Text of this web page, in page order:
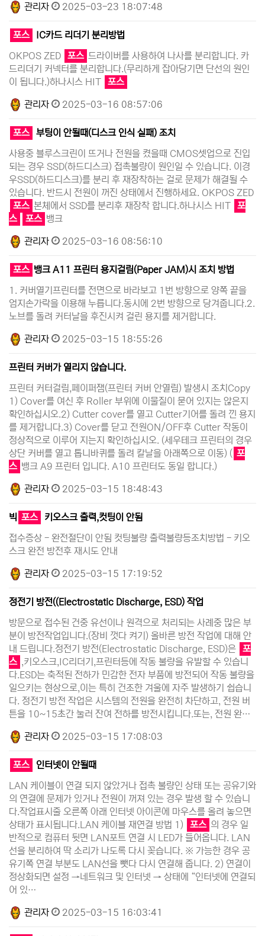
관리자 2025-03-23 18:07:48
포스
IC카드 리더기 분리방법
OKPOS ZED
포스 드라이버를 사용하여 나사를 분리합니다. 카
드리더기 커넥터를 분리합니다.(무리하게 잡아당기면 단선의 원인
이 됩니다.)하나시스 HIT
포스
관리자 2025-03-16 08:57:06
포스
부팅이 안될때(디스크 인식 실패) 조치
사용중 블루스크린이 뜨거나 전원을 켰을때 CMOS셋업으로 진입
되는 경우 SSD(하드디스크) 접촉불량이 원인일 수 있습니다. 이경
우SSD(하드디스크)를 분리 후 재장착하는 걸로 문제가 해결될 수
있습니다. 반드시 전원이 꺼진 상태에서 진행하세요. OKPOS ZED
포스 본체에서 SSD를 분리후 재장착 합니다.하나시스 HIT
포
스
포스 뱅크
관리자 2025-03-16 08:56:10
포스 뱅크 A11 프린터 용지걸림(Paper JAM)시 조치 방법
1. 커버열기프린터를 전면으로 바라보고 1번 방향으로 양쪽 끝을
엄지손가락을 이용해 누릅니다.동시에 2번 방향으로 당겨줍니다.2.
노브를 돌려 커터날을 후진시켜 걸린 용지를 제거합니다.
관리자 2025-03-15 18:55:26
프린터 커버가 열리지 않습니다.
프린터 커터걸림,페이퍼잼(프린터 커버 안열림) 발생시 조치Copy
1) Cover를 여신 후 Roller 부위에 이물질이 묻어 있지는 않은지
확인하십시오. ​2) Cutter cover를 열고 Cutter기어를 돌려 낀 용지
를 제거합니다. ​3) Cover를 닫고 전원ON/OFF후 Cutter 작동이
정상적으로 이루어 지는지 확인하십시오. (세우테크 프린터의 경우
상단 커버를 열고 톱니바퀴를 돌려 칼날을 아래쪽으로 이동) ( 포
스 뱅크 A9 프린터 입니다. A10 프린터도 동일 합니다.)
관리자 2025-03-15 18:48:43
빅 포스
키오스크 출력,컷팅이 안됨
접수증상 - 완전절단이 안됨 컷팅불량 출력불량등조치방법 - 키오
스크 완전 방전후 재시도 안내
관리자 2025-03-15 17:19:52
정전기 방전((Electrostatic Discharge, ESD) 작업
방문으로 접수된 건중 유선이나 원격으로 처리되는 사례중 많은 부
분이 방전작업입니다.(장비 껏다 켜기) 올바른 방전 작업에 대해 안
내 드립니다.정전기 방전(Electrostatic Discharge, ESD)은
포
스
,키오스크,IC리더기,프린터등에 작동 불량을 유발할 수 있습니
다.ESD는 축적된 전하가 민감한 전자 부품에 방전되어 작동 불량을
일으키는 현상으로,이는 특히 건조한 겨울에 자주 발생하기 쉽습니
다. ​정전기 방전 작업은 시스템의 전원을 완전히 차단하고, 전원 버
튼을 10~15초간 눌러 잔여 전하를 방전시킵니다.또는, 전원 완…
관리자 2025-03-15 17:08:03
포스
인터넷이 안될때
LAN 케이블이 연결 되지 않았거나 접촉 불량인 상태 또는 공유기와
의 연결에 문제가 있거나 전원이 꺼져 있는 경우 발생 할 수 있습니
다.작업표시줄 오른쪽 아래 인터넷 아이콘에 마우스를 올려 놓으면
상태가 표시됩니다.LAN 케이블 재연결 방법 1)
포스 의 경우 일
반적으로 컴퓨터 뒷면 LAN포트 연결 시 LED가 들어옵니다. LAN
선을 분리하여 딱 소리가 나도록 다시 꽂습니다. ※ 가능한 경우 공
유기쪽 연결 부분도 LAN선을 뺏다 다시 연결해 줍니다. 2) 연결이
정상화되면 설정 →네트워크 및 인터넷 → 상태에 “인터넷에 연결되
어 있…
관리자 2025-03-15 16:03:41